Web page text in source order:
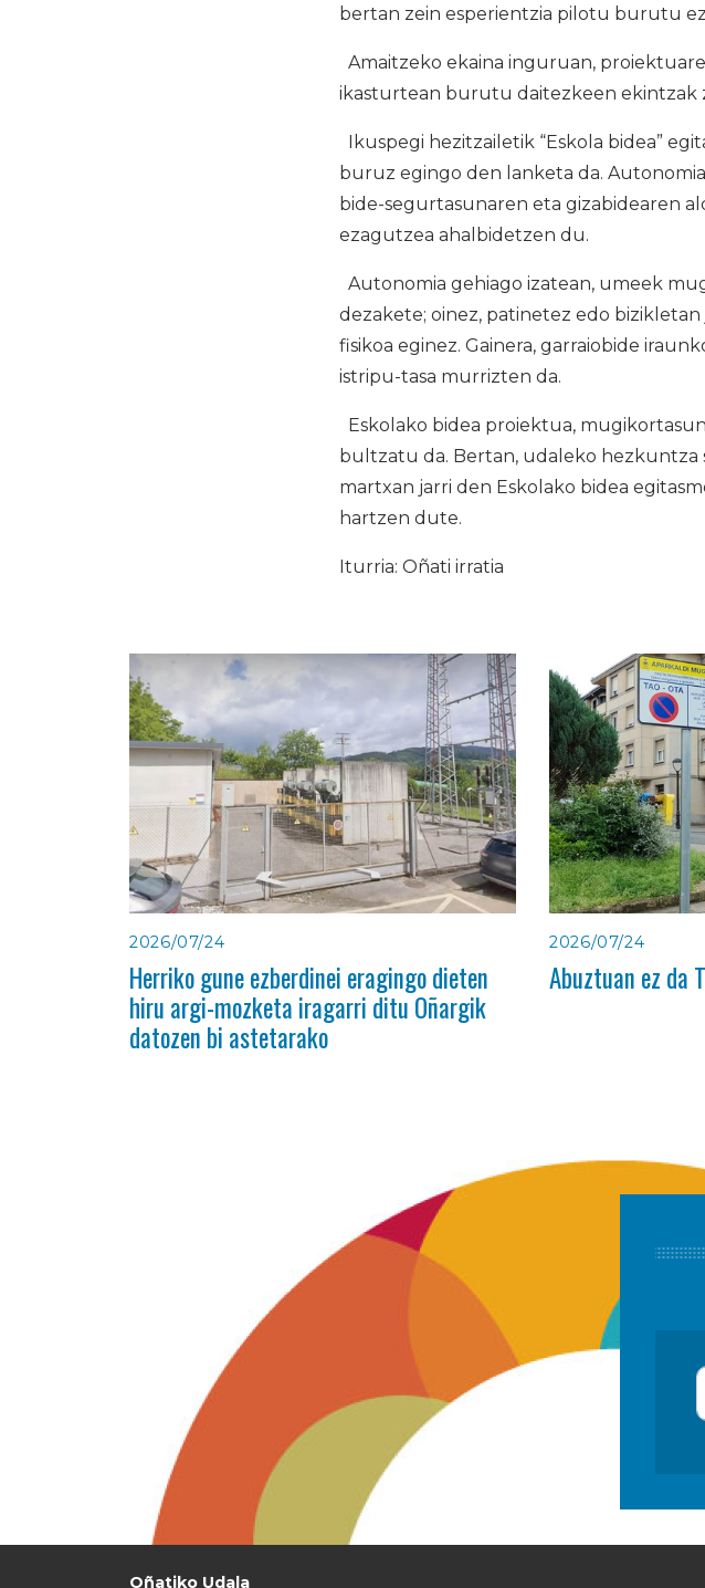
bertan zein esperientzia pilotu burutu
Amaitzeko ekaina inguruan,
ikasturtean burutu daitezkeen ekintzak
Ikuspegi hezitzailetik “Eskola bidea”
buruz egingo den lanketa da.
bide-segurtasunaren eta gizabidearen
ezagutzea ahalbidetzen du.
Autonomia gehiago izatean, umeek
dezakete; oinez, patinetez edo
fisikoa eginez. Gainera, garraiobide
istripu-tasa murrizten da.
Eskolako bidea proiektua,
bultzatu da. Bertan, udaleko hezkuntza
martxan jarri den Eskolako bidea
hartzen dute.
Iturria: Oñati irratia
2026/07/24
Herriko gune ezberdinei eragingo dieten
hiru argi-mozketa iragarri ditu Oñargik
datozen bi astetarako
2026/07/24
Abuztuan ez da
Oñatiko Udala